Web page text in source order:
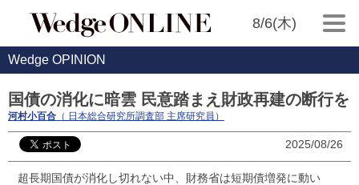
8/6(木)
Wedge OPINION
国債の消化に暗雲 民意踏まえ財政再建の断行を
河村小百合 （ 日本総合研究所調査部 主席研究員）
2025/08/26
超長期国債が消化し切れない中、財務省は短期債増発に動い